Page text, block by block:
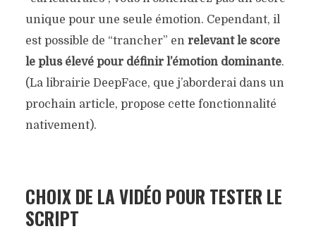
unique pour une seule émotion. Cependant, il
est possible de “trancher” en relevant le score
le plus élevé pour définir l’émotion dominante.
(La librairie DeepFace, que j’aborderai dans un
prochain article, propose cette fonctionnalité
nativement).
CHOIX DE LA VIDÉO POUR TESTER LE
SCRIPT